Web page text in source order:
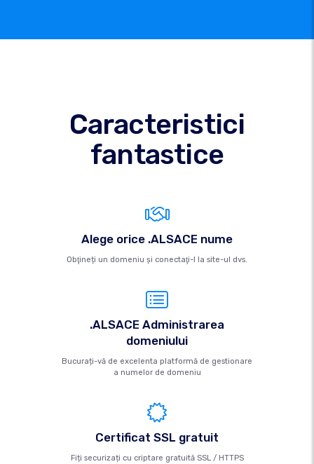
Caracteristici
fantastice
Alege orice .ALSACE nume
Obţineți un domeniu şi conectaţi-l la site-ul dvs.
.ALSACE Administrarea
domeniului
Bucurați-vă de excelenta platformă de gestionare
a numelor de domeniu
Certificat SSL gratuit
Fiți securizați cu criptare gratuită SSL / HTTPS